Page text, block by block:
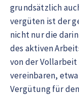
grundsätzlich
vergüten ist der
nicht nur die
des aktiven
von der
vereinbaren,
Vergütung für